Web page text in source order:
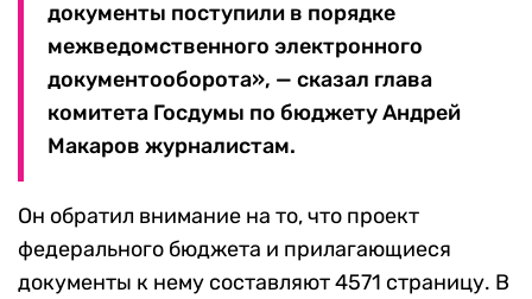
документы поступили в порядке
межведомственного электронного
документооборота», — сказал глава
комитета Госдумы по бюджету Андрей
Макаров журналистам.
Он обратил внимание на то, что проект
федерального бюджета и прилагающиеся
документы к нему составляют 4571 страницу. В